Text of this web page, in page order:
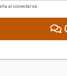
al conectarse.